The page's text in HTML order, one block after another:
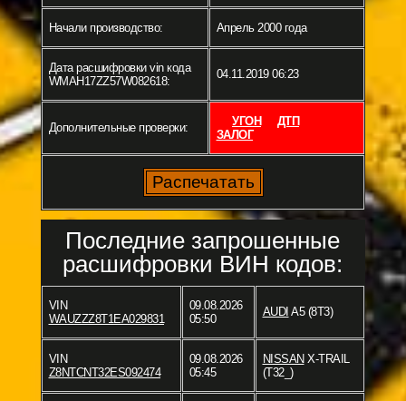
Начали производство: Апрель 2000 года
Дата расшифровки vin кода
WMAH17ZZ57W082618:
04.11.2019 06:23
Дополнительные проверки: УГОН
ДТП
ЗАЛОГ
Последние запрошенные
расшифровки ВИН кодов:
VIN
WAUZZZ8T1EA029831
09.08.2026
05:50
AUDI A5 (8T3)
VIN
Z8NTCNT32ES092474
09.08.2026
05:45
NISSANX-TRAIL
(T32_)